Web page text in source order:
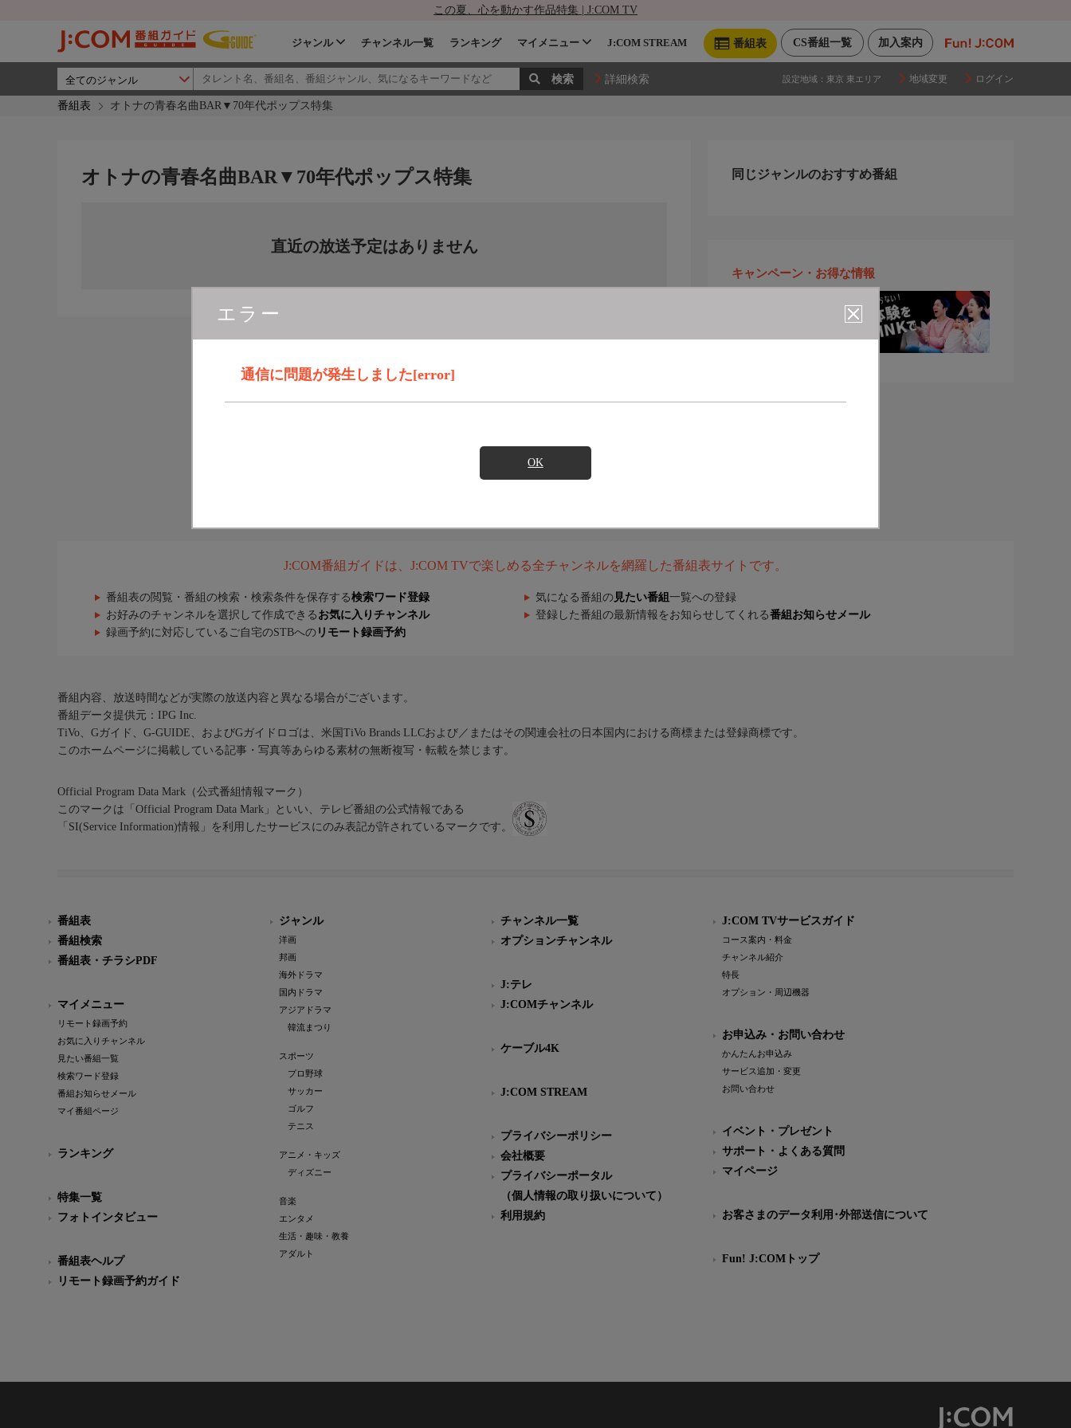
この夏、心を動かす作品特集 | J:COM TV
加入案内
CS番組一覧
番組表
ジャンル チャンネル一覧 ランキング マイメニュー J:COM STREAM
詳細検索 設定地域： 東京 東エリア 地域変更 ログイン
番組表 オトナの青春名曲BAR▼70年代ポップス特集
エラー
通信に問題が発生しました[error]
OK
オトナの青春名曲BAR▼70年代ポップス特集
直近の放送予定はありません
同じジャンルのおすすめ番組
キャンペーン・お得な情報
J:COM番組ガイドは、J:COM TVで楽しめる全チャンネルを網羅した番組表サイトです。
番組表の閲覧・番組の検索・検索条件を保存する検索ワード登録 気になる番組の 見たい番組 一覧への登録
お好みのチャンネルを選択して作成できる お気に入りチャンネル 登録した番組の最新情報をお知らせしてくれる番組お知らせメール
録画予約に対応しているご自宅のSTBへの リモート録画予約
番組内容、放送時間などが実際の放送内容と異なる場合がございます。
番組データ提供元：IPG Inc.
TiVo、Gガイド、G-GUIDE、およびGガイドロゴは、米国TiVo Brands LLCおよび／またはその関連会社の日本国内における商標または登録商標です。
このホームページに掲載している記事・写真等あらゆる素材の無断複写・転載を禁じます。
Official Program Data Mark（公式番組情報マーク）
このマークは「Official Program Data Mark」といい、テレビ番組の公式情報である
「SI(Service Information)情報」を利用したサービスにのみ表記が許されているマークです。
番組表
番組検索
番組表・チラシPDF
マイメニュー
リモート録画予約
お気に入りチャンネル
見たい番組一覧
検索ワード登録
番組お知らせメール
マイ番組ページ
ランキング
特集一覧
フォトインタビュー
番組表ヘルプ
リモート録画予約ガイド
ジャンル
洋画
邦画
海外ドラマ
国内ドラマ
アジアドラマ
韓流まつり
スポーツ
プロ野球
サッカー
ゴルフ
テニス
アニメ・キッズ
ディズニー
音楽
エンタメ
生活・趣味・教養
アダルト
チャンネル一覧
オプションチャンネル
J:テレ
J:COMチャンネル
ケーブル4K
J:COM STREAM
プライバシーポリシー
会社概要
プライバシーポータル
（個人情報の取り扱いについて）
利用規約
J:COM TVサービスガイド
コース案内・料金
チャンネル紹介
特長
オプション・周辺機器
お申込み・お問い合わせ
かんたんお申込み
サービス追加・変更
お問い合わせ
イベント・プレゼント
サポート・よくある質問
マイページ
お客さまのデータ利用･外部送信について
Fun! J:COMトップ